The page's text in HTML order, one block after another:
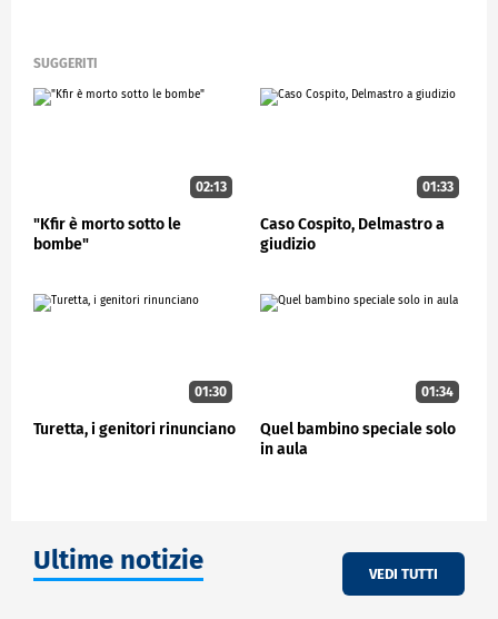
SUGGERITI
02:13
"Kfir è morto sotto le
bombe"
01:33
Caso Cospito, Delmastro a
giudizio
01:30
Turetta, i genitori rinunciano
01:34
Quel bambino speciale solo
in aula
Ultime notizie VEDI TUTTI